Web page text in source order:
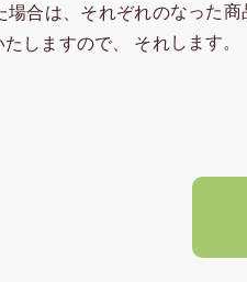
場合は、それぞれの
しますので、 それ
なった商
します。